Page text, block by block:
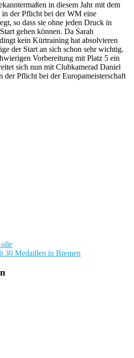
in diesem Jahr mit dem
der Pflicht bei der WM eine
so dass sie ohne jeden Druck in
gehen können. Da Sarah
kein Kürtraining hat absolvieren
der Start an sich schon sehr wichtig.
Vorbereitung mit Platz 5 ein
sich nun mit Clubkamerad Daniel
der Pflicht bei der Europameisterschaft
30 Medaillen in Bremen